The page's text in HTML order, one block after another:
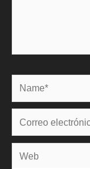
Name*
Correo
electrónico*
Web